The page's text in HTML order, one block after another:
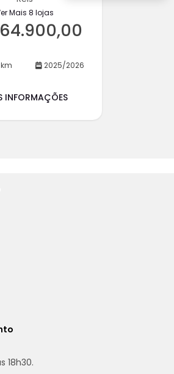
Mais 8 lojas
2025/2026
INFORMAÇÕES
18h30.